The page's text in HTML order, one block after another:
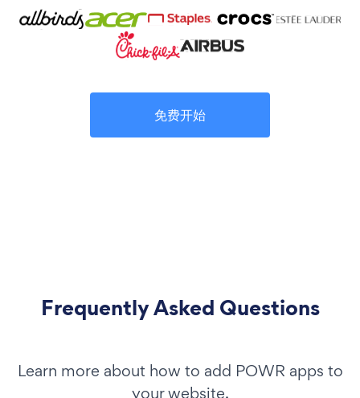
免费开始
Frequently Asked Questions
Learn more about how to add POWR apps to
your website.